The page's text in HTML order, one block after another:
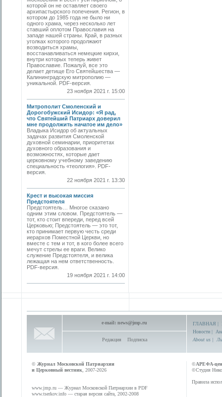
которой он не оставляет своего
архипастырского попечения. Регион, в
котором до 1985 года не было ни
одного храма, через несколько лет
ставший оплотом Православия на
западе нашей страны. Край, в разных
уголках которого продолжают
возводиться храмы,
восстанавливаться немецкие кирхи,
внутри которых теперь живет
Православие. Пожалуй, все это
делает детище Его Святейшества —
Калининградскую митрополию —
уникальной. PDF-версия.
23 ноября 2021 г. 15:00
Митрополит Смоленский и
Дорогобужский Исидор: «Я рад,
что Святейший Патриарх доверил
мне продолжить начатое им дело»
Владыка Исидор об актуальных
задачах развития Смоленской
духовной семинарии, приоритетах
духовного образования и
возможностях, которые дает
церковному учебному заведению
специальность «теология». PDF-
версия.
22 ноября 2021 г. 13:30
Крест и высокая миссия
Предстоятеля
Предстоятель… Многое сказано
одним этим словом. Предстоятель —
тот, кто стоит впереди, перед всей
Церковью; Предстоятель — это тот,
кто принимает первую честь среди
иерархов Поместной Церкви, но
вместе с тем и тот, в кого более всего
мечут стрелы ее враги. Велико
служение Предстоятеля, и велика
лежащая на нем ответственность.
PDF-версия.
19 ноября 2021 г. 14:00
e-mail: news@jmp.ru
Редакция Подписка
ГЛАВНАЯ |
Новости |
About us |
© Журнал Московской Патриархии
и Церковный вестник , 2007-2026
www.jmp.ru — Журнал Московской Патриархии в PDF
www.tserkov.info — старая версия сайта, 2002-2008
©АРЕФА-
©Студия
Правила